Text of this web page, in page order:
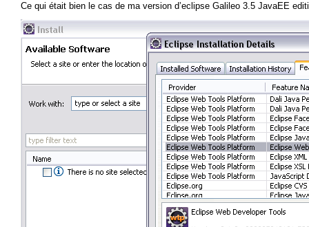
Ce qui était bien le cas de ma version d’eclipse Galileo 3.5 JavaEE